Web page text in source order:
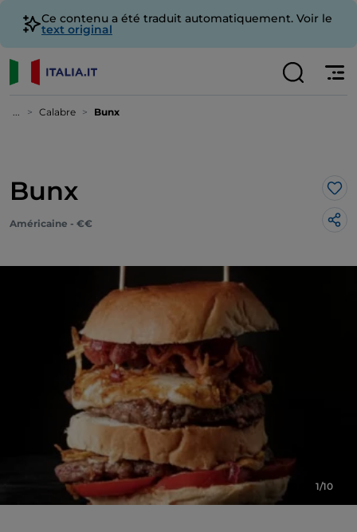
Ce contenu a été traduit automatiquement. Voir le
text original
... Calabre Bunx
Bunx
Américaine - €€
1/10